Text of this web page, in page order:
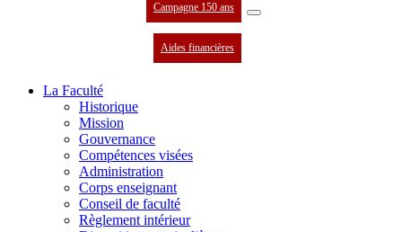
Campagne 150 ans
Aides financières
La Faculté
Historique
Mission
Gouvernance
Compétences visées
Administration
Corps enseignant
Conseil de faculté
Règlement intérieur